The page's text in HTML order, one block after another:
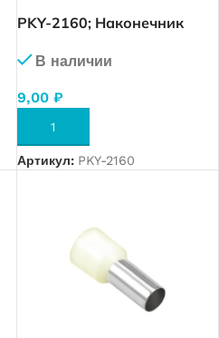
PKY-2160; Наконечник
кв. (зеленый), упак. 100 шт.
В наличии
9,00 ₽
В КОРЗИНУ
Артикул: PKY-2160